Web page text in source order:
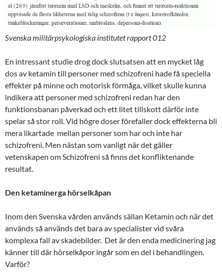
Svenska militärpsykologiska institutet rapport 012
En intressant studie drog dock slutsatsen att en mycket låg
dos av ketamin till personer med schizofreni hade få speciella
effekter på minne och motorisk förmåga, vilket skulle kunna
indikera att personer med schizofreni redan har den
funktionsbanan påverkad och ett litet tillskott därför inte
spelar så stor roll. Vid högre doser förefaller dock effekterna bli
mera likartade mellan personer som har och inte har
schizofreni. Men nästan som vanligt när det gäller
vetenskapen om Schizofreni så finns det konfliktenande
resultat.
Den ketaminerga hörselkåpan
Inom den Svenska vården används sällan Ketamin och när det
används så används det bara av specialister vid svåra
komplexa fall av skadebilder. Det är den enda medicinering jag
känner till där hörselkåpor ingår som en del i behandlingen.
Varför?